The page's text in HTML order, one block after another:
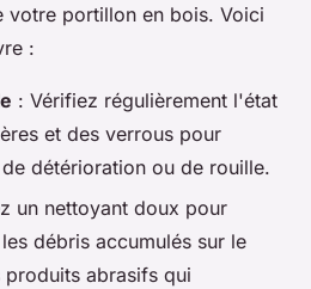
votre portillon en bois. Voici
:
: Vérifiez régulièrement l'état
et des verrous pour
détérioration ou de rouille.
un nettoyant doux pour
débris accumulés sur le
abrasifs qui